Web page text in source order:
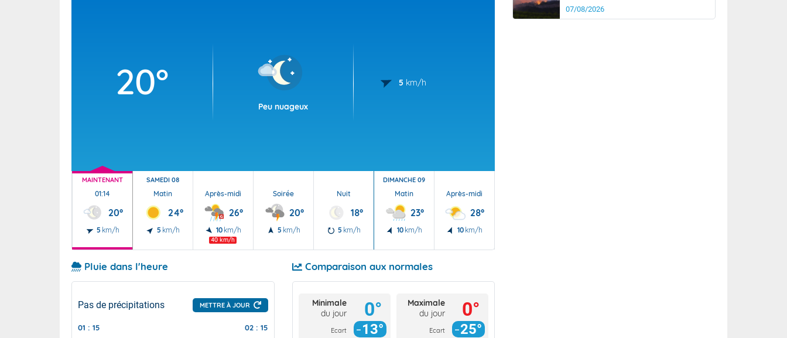
20°
Peu nuageux
5 km/h
MAINTENANT
01:14
20°
5 km/h
SAMEDI 08
Matin
24°
5 km/h
Après-midi
26°
10 km/h
40 km/h
Soirée
20°
5 km/h
Nuit
18°
5 km/h
DIMANCHE 09
Matin
23°
10 km/h
Après-midi
28°
10 km/h
Pluie dans l'heure
Pas de précipitations METTRE À JOUR
01 : 15 02 : 15
Comparaison aux normales
Minimale
du jour
Ecart
0°
13°
Maximale
du jour
Ecart
0°
25°
07/08/2026